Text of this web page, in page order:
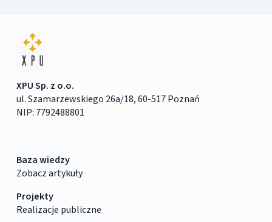
XPU Sp. z o.o.
ul. Szamarzewskiego 26a/18, 60-517 Poznań
NIP: 7792488801
Baza wiedzy
Zobacz artykuły
Projekty
Realizacje publiczne